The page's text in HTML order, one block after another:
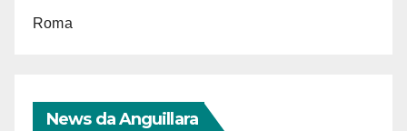
Roma
News da Anguillara